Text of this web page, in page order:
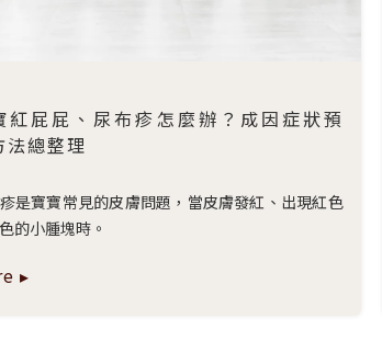
紅屁屁、尿布疹怎麼辦？成因症狀預
法總整理
是寶寶常見的皮膚問題，當皮膚發紅、出現紅色
的小腫塊時。
▸